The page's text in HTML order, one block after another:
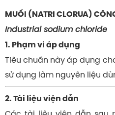
MUỐI (NATRI CLORUA)
Industrial sodium chloride
1. Phạm vi áp dụng
Tiêu chuẩn này áp dụng
sử dụng làm nguyên liệu
2. Tài liệu viện dẫn